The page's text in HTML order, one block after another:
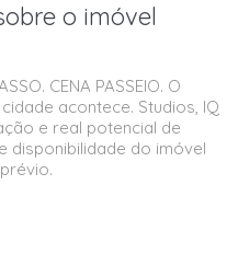
o imóvel
CENA PASSEIO. O
acontece. Studios, IQ
e real potencial de
disponibilidade do imóvel